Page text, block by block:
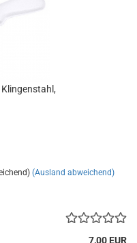
(Ausland abweichend)
7,00 EUR